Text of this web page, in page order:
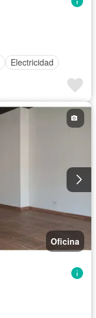
Electricidad
Oficina